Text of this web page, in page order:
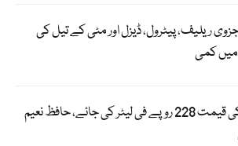
ریلیف، پیٹرول، ڈیزل اور مٹی کے تیل کی
کمی
پیٹرول کی قیمت 228 روپے فی لیٹر کی جائے، حافظ نعیم